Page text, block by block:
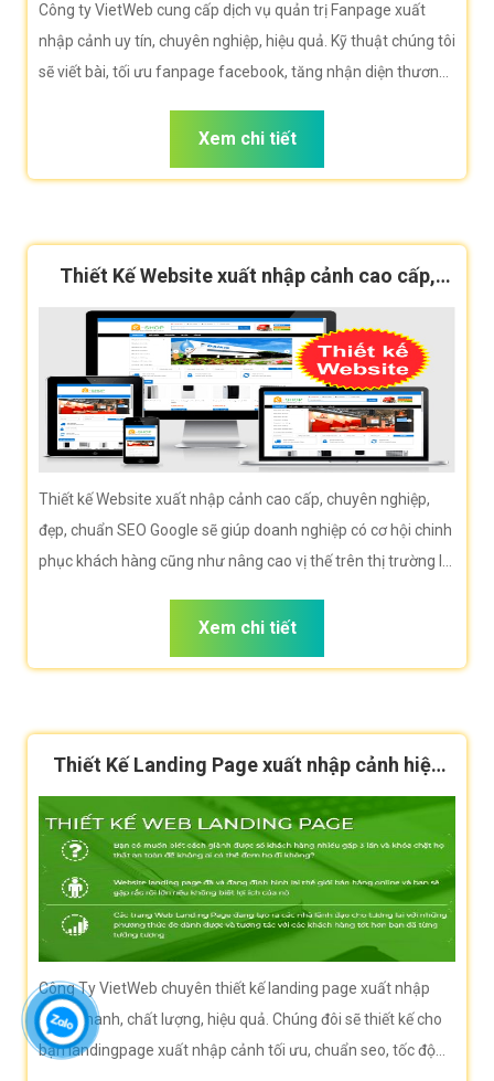
Công ty VietWeb cung cấp dịch vụ quản trị Fanpage xuất
nhập cảnh uy tín, chuyên nghiệp, hiệu quả. Kỹ thuật chúng tôi
sẽ viết bài, tối ưu fanpage facebook, tăng nhận diện thương
Xem chi tiết
Thiết Kế Website xuất nhập cảnh cao cấp,
chuẩn SEO
Thiết kế Website xuất nhập cảnh cao cấp, chuyên nghiệp,
đẹp, chuẩn SEO Google sẽ giúp doanh nghiệp có cơ hội chinh
phục khách hàng cũng như nâng cao vị thế trên thị trường là
Xem chi tiết
Thiết Kế Landing Page xuất nhập cảnh hiệu
quả
Công Ty VietWeb chuyên thiết kế landing page xuất nhập
cảnh nhanh, chất lượng, hiệu quả. Chúng đôi sẽ thiết kế cho
bạn landingpage xuất nhập cảnh tối ưu, chuẩn seo, tốc độ